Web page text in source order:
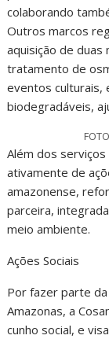
colaborando
Outros marcos
aquisição de duas
tratamento de
eventos culturais,
biodegradáveis,
Além dos
ativamente de
amazonense,
parceira,
meio ambiente.
Ações Sociais
Por fazer parte
Amazonas, a
cunho social, e